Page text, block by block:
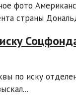
фото
страны
по иску